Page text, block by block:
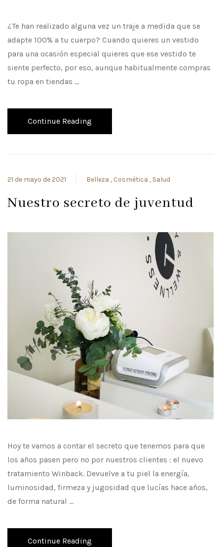
¿Te han realizado alguna vez un traje a medida que se
adapte 100% a tu cuerpo? Cuando quieres un vestido
para una ocasión especial quieres que ese vestido te
siente perfecto, por eso, aunque habitualmente compras
tu ropa en tiendas …
Continue Reading
21 de mayo de 2021 Belleza Cosmética Salud
Nuestro secreto de juventud
Hoy te vamos a contar el secreto que tenemos para que
los años pasen pero no por nuestros clientes : el nuevo
tratamiento Winback. Devuelve a tu piel la energía,
luminosidad, firmeza y jugosidad que lucías hace años,
de forma natural …
Continue Reading